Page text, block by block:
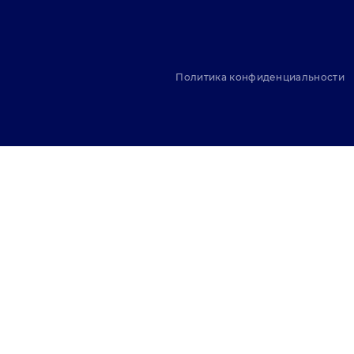
Политика конфиденциальности